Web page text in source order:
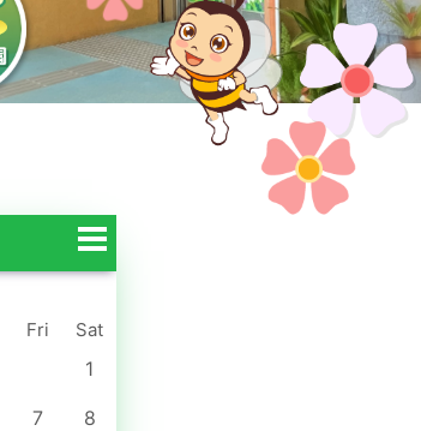
Fri Sat
1
7 8